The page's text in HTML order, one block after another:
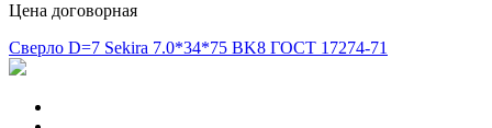
Цена договорная
Сверло D=7 Sekira 7.0*34*75 BK8 ГОСТ 17274-71